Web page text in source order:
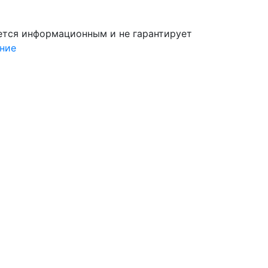
информационным и не гарантирует